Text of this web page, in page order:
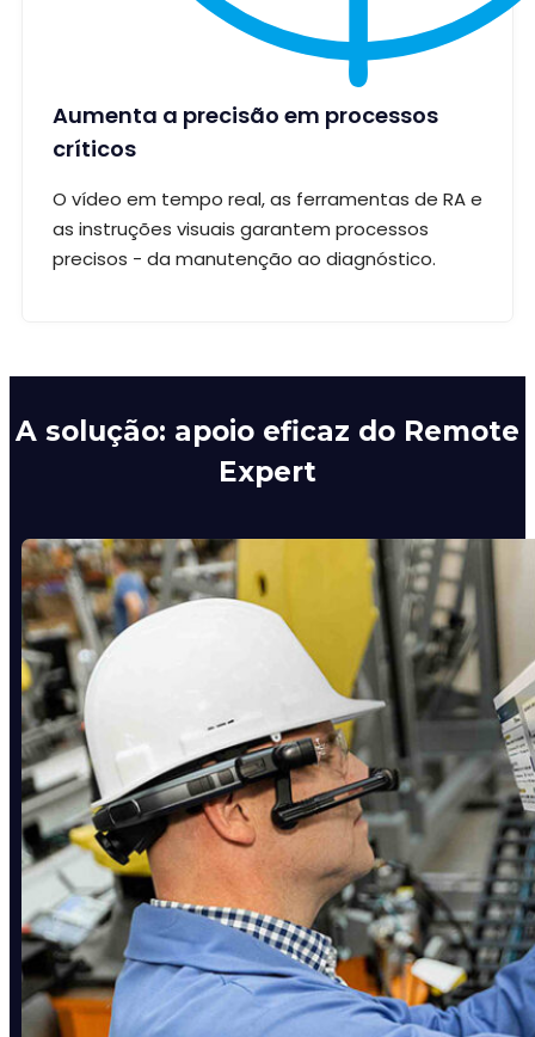
Aumenta a precisão em processos
críticos
O vídeo em tempo real, as ferramentas de RA e
as instruções visuais garantem processos
precisos - da manutenção ao diagnóstico.
A solução: apoio eficaz do Remote
Expert